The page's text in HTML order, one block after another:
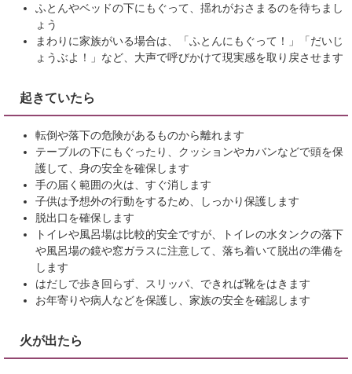
ふとんやベッドの下にもぐって、揺れがおさまるのを待ちまし
ょう
まわりに家族がいる場合は、「ふとんにもぐって！」「だいじ
ょうぶよ！」など、大声で呼びかけて現実感を取り戻させます
起きていたら
転倒や落下の危険があるものから離れます
テーブルの下にもぐったり、クッションやカバンなどで頭を保
護して、身の安全を確保します
手の届く範囲の火は、すぐ消します
子供は予想外の行動をするため、しっかり保護します
脱出口を確保します
トイレや風呂場は比較的安全ですが、トイレの水タンクの落下
や風呂場の鏡や窓ガラスに注意して、落ち着いて脱出の準備を
します
はだしで歩き回らず、スリッパ、できれば靴をはきます
お年寄りや病人などを保護し、家族の安全を確認します
火が出たら